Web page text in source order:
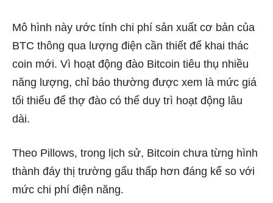
Mô hình này ước tính chi phí sản xuất cơ bản của
BTC thông qua lượng điện cần thiết để khai thác
coin mới. Vì hoạt động đào Bitcoin tiêu thụ nhiều
năng lượng, chỉ báo thường được xem là mức giá
tối thiểu để thợ đào có thể duy trì hoạt động lâu
dài.
Theo Pillows, trong lịch sử, Bitcoin chưa từng hình
thành đáy thị trường gấu thấp hơn đáng kể so với
mức chi phí điện năng.